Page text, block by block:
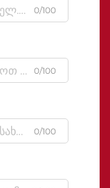
0/100
0/100
0/100